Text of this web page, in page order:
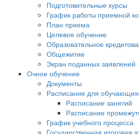
Подготовительные курсы
График работы приемной
План приема
Целевое обучение
Образовательное
Общежитие
Экран поданных заявлений
Очное обучение
Документы
Расписание для
Расписание занятий
Расписание
График учебного процесса
Государственная итоговая